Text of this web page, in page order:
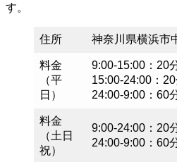
す。
住所 神奈川県横浜市
料金
（平
日）
9:00-15:00：20
15:00-24:00：
24:00-9:00：60
料金
（土日
祝）
9:00-24:00：20
24:00-9:00：60